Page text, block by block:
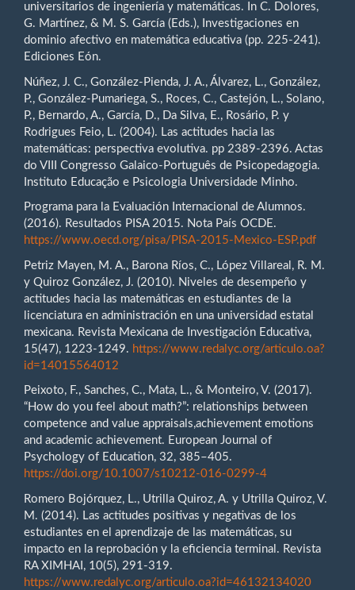
universitarios de ingeniería y matemáticas. In C. Dolores,
G. Martínez, & M. S. García (Eds.), Investigaciones en
dominio afectivo en matemática educativa (pp. 225-241).
Ediciones Eón.
Núñez, J. C., González-Pienda, J. A., Álvarez, L., González,
P., González-Pumariega, S., Roces, C., Castejón, L., Solano,
P., Bernardo, A., García, D., Da Silva, E., Rosário, P. y
Rodrigues Feio, L. (2004). Las actitudes hacia las
matemáticas: perspectiva evolutiva. pp 2389-2396. Actas
do VIII Congresso Galaico-Português de Psicopedagogia.
Instituto Educação e Psicologia Universidade Minho.
Programa para la Evaluación Internacional de Alumnos.
(2016). Resultados PISA 2015. Nota País OCDE.
https://www.oecd.org/pisa/PISA-2015-Mexico-ESP.pdf
Petriz Mayen, M. A., Barona Ríos, C., López Villareal, R. M.
y Quiroz González, J. (2010). Niveles de desempeño y
actitudes hacia las matemáticas en estudiantes de la
licenciatura en administración en una universidad estatal
mexicana. Revista Mexicana de Investigación Educativa,
15(47), 1223-1249. https://www.redalyc.org/articulo.oa?
id=14015564012
Peixoto, F., Sanches, C., Mata, L., & Monteiro, V. (2017).
“How do you feel about math?”: relationships between
competence and value appraisals,achievement emotions
and academic achievement. European Journal of
Psychology of Education, 32, 385–405.
https://doi.org/10.1007/s10212-016-0299-4
Romero Bojórquez, L., Utrilla Quiroz, A. y Utrilla Quiroz, V.
M. (2014). Las actitudes positivas y negativas de los
estudiantes en el aprendizaje de las matemáticas, su
impacto en la reprobación y la eficiencia terminal. Revista
RA XIMHAI, 10(5), 291-319.
https://www.redalyc.org/articulo.oa?id=46132134020